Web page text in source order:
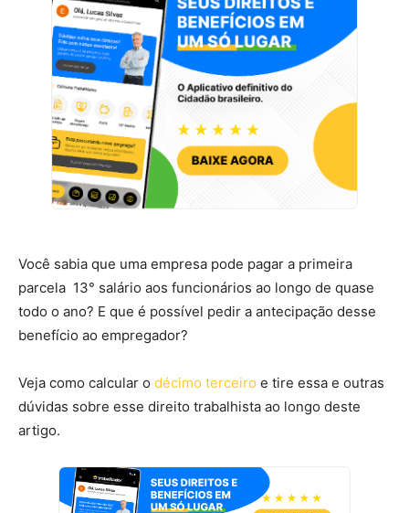
Você sabia que uma empresa pode pagar a primeira
parcela 13° salário aos funcionários ao longo de quase
todo o ano? E que é possível pedir a antecipação desse
benefício ao empregador?
Veja como calcular o décimo terceiro e tire essa e outras
dúvidas sobre esse direito trabalhista ao longo deste
artigo.